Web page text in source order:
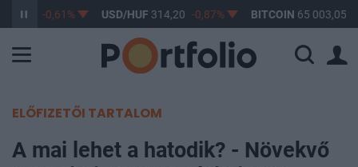
-0,61% USD/HUF314,20 -0,87% BITCOIN65 003,05
ELŐFIZETŐI TARTALOM
A mai lehet a hatodik? - Növekvő